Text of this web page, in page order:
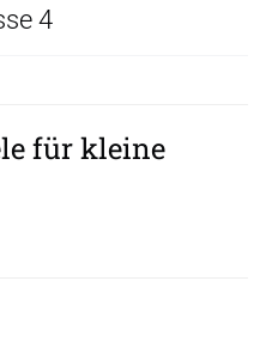
4
für kleine